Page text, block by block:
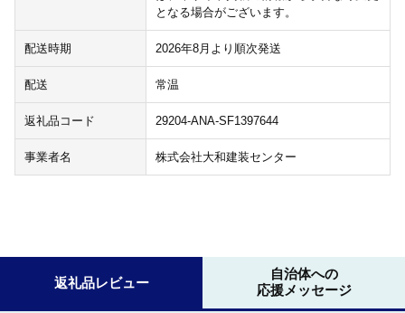
となる場合がございます。
配送時期 2026年8月より順次発送
配送 常温
返礼品コード 29204-ANA-SF1397644
事業者名 株式会社大和建装センター
返礼品レビュー
自治体への
応援メッセージ